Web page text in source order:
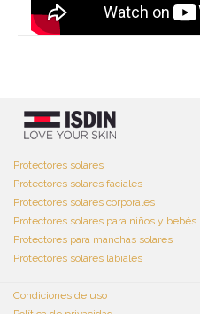
Protectores solares
Protectores solares faciales
Protectores solares corporales
Protectores solares para niños y bebés
Protectores para manchas solares
Protectores solares labiales
Condiciones de uso